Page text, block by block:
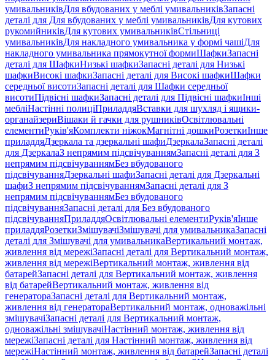
умивальниківДля вбудованих у меблі умивальниківЗапасні
деталі для Для вбудованих у меблі умивальниківДля кутових
рукомийниківДля кутових умивальниківСтільниці
умивальниківДля накладного умивальника у формі чашіДля
накладного умивальника прямокутної формиШафкиЗапасні
деталі для ШафкиНизькі шафкиЗапасні деталі для Низькі
шафкиВисокі шафкиЗапасні деталі для Високі шафкиШафки
середньої висотиЗапасні деталі для Шафки середньої
висотиПідвісні шафкиЗапасні деталі для Підвісні шафкиІнші
мебліНастінні полиціПриладдяВставки для шухляд і ящики-
органайзериВішаки й гачки для рушниківОсвітлювальні
елементиРуків'яКомплекти ніжокМагнітні дошкиРозеткиІнше
приладдяДзеркала та дзеркальні шафиДзеркалаЗапасні деталі
для ДзеркалаЗ непрямим підсвічуваннямЗапасні деталі для З
непрямим підсвічуваннямБез вбудованого
підсвічуванняДзеркальні шафиЗапасні деталі для Дзеркальні
шафиЗ непрямим підсвічуваннямЗапасні деталі для З
непрямим підсвічуваннямБез вбудованого
підсвічуванняЗапасні деталі для Без вбудованого
підсвічуванняПриладдяОсвітлювальні елементиРуків'яІнше
приладдяРозеткиЗмішувачіЗмішувачі для умивальникаЗапасні
деталі для Змішувачі для умивальникаВертикальний монтаж,
живлення від мережіЗапасні деталі для Вертикальний монтаж,
живлення від мережіВертикальний монтаж, живлення від
батарейЗапасні деталі для Вертикальний монтаж, живлення
від батарейВертикальний монтаж, живлення від
генератораЗапасні деталі для Вертикальний монтаж,
живлення від генератораВертикальний монтаж, одноважільні
змішувачіЗапасні деталі для Вертикальний монтаж,
одноважільні змішувачіНастінний монтаж, живлення від
мережіЗапасні деталі для Настінний монтаж, живлення від
мережіНастінний монтаж, живлення від батарейЗапасні деталі